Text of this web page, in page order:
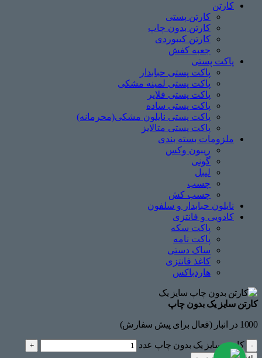
کارتن
کارتن پستی
کارتن بدون چاپ
کارتن کیبوردی
جعبه کفش
پاکت پستی
پاکت پستی حبابدار
پاکت پستی لمینه مشکی
پاکت پستی فلایر
پاکت پستی ساده
پاکت پستی نایلون مشکی(محرمانه)
پاکت پستی متالایز
ملزومات بسته بندی
ریبون وکس
گونی
لیبل
چسب
چسب ‌کش
نایلون حبابدار و سلفون
کادویی و فانتزی
پاکت سکه
پاکت نامه
ساک دستی
کاغذ فانتزی
هاردباکس
کارتن سایز یک بدون چاپ
1000 در انبار (فعال برای پیش سفارش)
کارتن سایز یک بدون چاپ عدد